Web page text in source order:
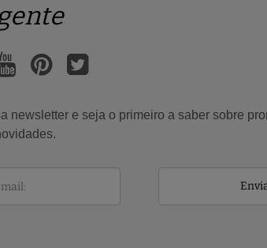
newsletter e seja o primeiro a saber sobre